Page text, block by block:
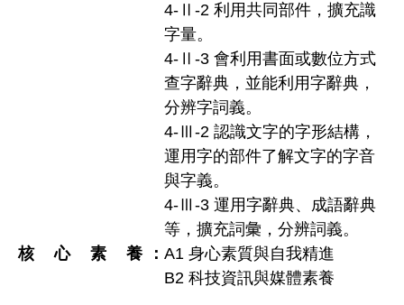
4-Ⅱ-2 利用共同部件，擴充識
字量。
4-Ⅱ-3 會利用書面或數位方式
查字辭典，並能利用字辭典，
分辨字詞義。
4-Ⅲ-2 認識文字的字形結構，
運用字的部件了解文字的字音
與字義。
4-Ⅲ-3 運用字辭典、成語辭典
等，擴充詞彙，分辨詞義。
核心素養
A1 身心素質與自我精進
B2 科技資訊與媒體素養